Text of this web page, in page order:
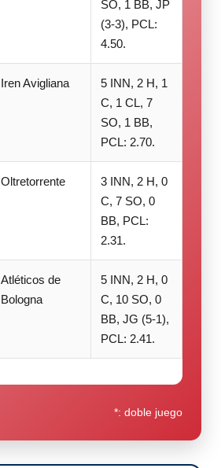
SO, 1 BB, JP
(3-3), PCL:
4.50.
Iren Avigliana
5 INN, 2 H, 1
C, 1 CL, 7
SO, 1 BB,
PCL: 2.70.
Oltretorrente
3 INN, 2 H, 0
C, 7 SO, 0
BB, PCL:
2.31.
Atléticos de
Bologna
5 INN, 2 H, 0
C, 10 SO, 0
BB, JG (5-1),
PCL: 2.41.
*: doble juego